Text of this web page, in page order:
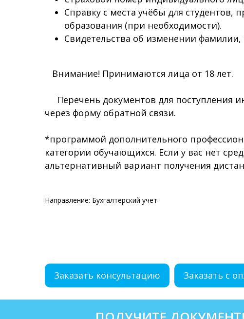
Справку с места учёбы для студентов,
образования (при необходимости).
Свидетельства об изменении
Внимание! Принимаются лица от 18 лет.
Перечень документов для поступления
через форму обратной связи.
*программой дополнительного
категории обучающихся. Если у вас нет
альтернативный вариант получения
Направление: Бухгалтерский учет
Заказать консультацию Заказать с